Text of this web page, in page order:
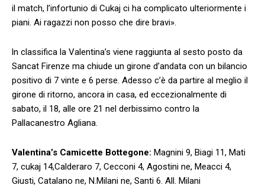
il match, l’infortunio di Cukaj ci ha complicato ulteriormente i
piani. Ai ragazzi non posso che dire bravi».
ln classifica la Valentina’s viene raggiunta al sesto posto da
Sancat Firenze ma chiude un girone d’andata con un bilancio
positivo di 7 vinte e 6 perse. Adesso c’è da partire al meglio il
girone di ritorno, ancora in casa, ed eccezionalmente di
sabato, il 18, alle ore 21 nel derbissimo contro la
Pallacanestro Agliana.
Valentina’s Camicette Bottegone: Magnini 9, Biagi 11, Mati
7, cukaj 14,Calderaro 7, Cecconi 4, Agostini ne, Meacci 4,
Giusti, Catalano ne, N.Milani ne, Santi 6. All. Milani